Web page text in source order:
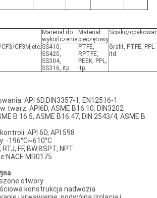
Materiał do
wykończenia
Materiał
pieczętowy
Ścisko/
CF3M,etc. SS410,
SS420,
SS304,
SS316, itp.
PTFE,
RPTFE,
PEEK, PPL,
itp.
Grafit, PTFE, PPL
itd.
API 6D,DIN3357-1, EN12516-1
twarz: API6D, ASME B16.10, DIN3202
B 16.5, ASME B16.47, DIN 2543/4, ASME B
API 6D, API 598
-196°C~610°C
FF, BW.BSPT, NPT
MR0175
otwory
konstrukcja nadwozia